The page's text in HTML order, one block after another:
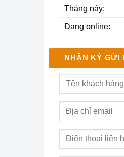
Tháng này:
Đang online:
NHẬN KÝ GỬI